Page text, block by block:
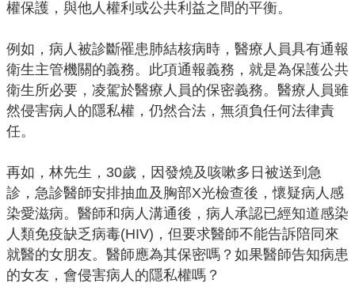
見
答
E
n
g
l
s
h
桃
園
市
政
權保護，與他人權利或公共利益之間的平衡。
例如，病人被診斷罹患肺結核病時，醫療人員具有通報
衛生主管機關的義務。此項通報義務，就是為保護公共
衛生所必要，凌駕於醫療人員的保密義務。醫療人員雖
然侵害病人的隱私權，仍然合法，無須負任何法律責
任。
再如，林先生，30歲，因發燒及咳嗽多日被送到急
診，急診醫師安排抽血及胸部X光檢查後，懷疑病人感
染愛滋病。醫師和病人溝通後，病人承認已經知道感染
人類免疫缺乏病毒(HIV)，但要求醫師不能告訴陪同來
就醫的女朋友。醫師應為其保密嗎？如果醫師告知病患
的女友，會侵害病人的隱私權嗎？